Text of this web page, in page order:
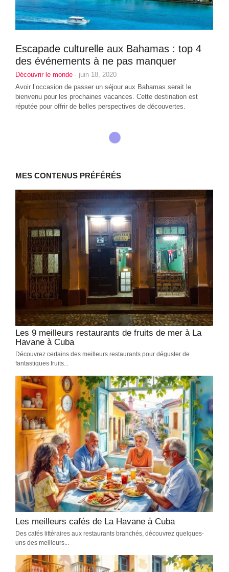
Escapade culturelle aux Bahamas : top 4
des événements à ne pas manquer
Découvrir le monde - juin 18, 2020
Avoir l’occasion de passer un séjour aux Bahamas serait le
bienvenu pour les prochaines vacances. Cette destination est
réputée pour offrir de belles perspectives de découvertes.
MES CONTENUS PRÉFÉRÉS
Les 9 meilleurs restaurants de fruits de mer à La
Havane à Cuba
Découvrez certains des meilleurs restaurants pour déguster de
fantastiques fruits...
Les meilleurs cafés de La Havane à Cuba
Des cafés littéraires aux restaurants branchés, découvrez quelques-
uns des meilleurs...